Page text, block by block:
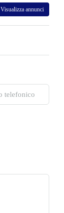
Visualizza annunci